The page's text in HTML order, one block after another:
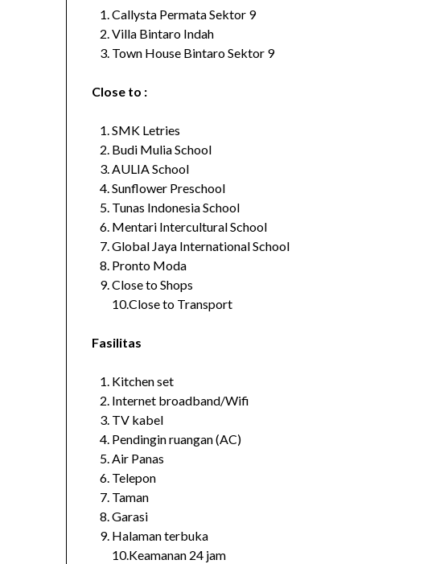
Callysta Permata Sektor 9
Villa Bintaro Indah
Town House Bintaro Sektor 9
Close to :
SMK Letries
Budi Mulia School
AULIA School
Sunflower Preschool
Tunas Indonesia School
Mentari Intercultural School
Global Jaya International School
Pronto Moda
Close to Shops
10.Close to Transport
Fasilitas
Kitchen set
Internet broadband/Wifi
TV kabel
Pendingin ruangan (AC)
Air Panas
Telepon
Taman
Garasi
Halaman terbuka
10.Keamanan 24 jam